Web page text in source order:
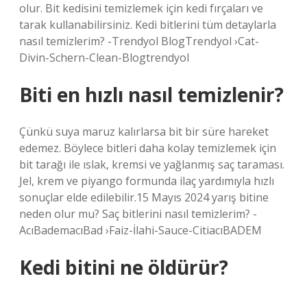
olur. Bit kedisini temizlemek için kedi fırçaları ve
tarak kullanabilirsiniz. Kedi bitlerini tüm detaylarla
nasıl temizlerim? -Trendyol BlogTrendyol ›Cat-
Divin-Schern-Clean-Blogtrendyol
Biti en hızlı nasıl temizlenir?
Çünkü suya maruz kalırlarsa bit bir süre hareket
edemez. Böylece bitleri daha kolay temizlemek için
bit tarağı ile ıslak, kremsi ve yağlanmış saç taraması.
Jel, krem ​​ve piyango formunda ilaç yardımıyla hızlı
sonuçlar elde edilebilir.15 Mayıs 2024 yarış bitine
neden olur mu? Saç bitlerini nasıl temizlerim? -
AcıBademacıBad ›Faiz-İlahi-Sauce-CitiacıBADEM
Kedi bitini ne öldürür?